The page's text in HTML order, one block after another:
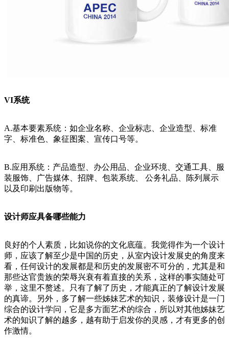
VI系统
A.基本要素系统：如企业名称、企业标志、企业造型、标准
字、标准色、象征图案、宣传口号等。
B.应用系统：产品造型、办公用品、企业环境、交通工具、服
装服饰、广告媒体、招牌、包装系统、 公务礼品、陈列展示
以及印刷出版物等。
设计师应具备哪些能力
良好的个人素质，比如说你的文化底蕴。我觉得作为一个设计
师，应该了解至少是中国的历史，从室内设计发展史的角度来
看，任何设计的发展都是和历史的发展密不可分的，尤其是和
那些达官贵族的荣辱兴衰有着直接的关系，这样的事实随处可
举，这里不赘述。只有了解了历史，才能真正的了解设计发展
的真谛。另外，多了解一些姊妹艺术的知识，装修设计是一门
综合的设计学问，它是多方面艺术的综合，所以对其他姊妹艺
术的知识了解的越多，越有助于启发你的灵感，才有更多的创
作激情。